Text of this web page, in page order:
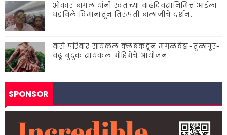
ओंकार बागल यांनी स्वतःच्या वाढदिवसानिमित्त आईला
घडविले विमानातून तिरुपती बालाजीचे दर्शन.
वारी परिवार सायकल क्लबकडून मंगळवेढा-तुळापूर-
वढू बुद्रुक सायकल मोहिमेचे आयोजन.
SPONSOR